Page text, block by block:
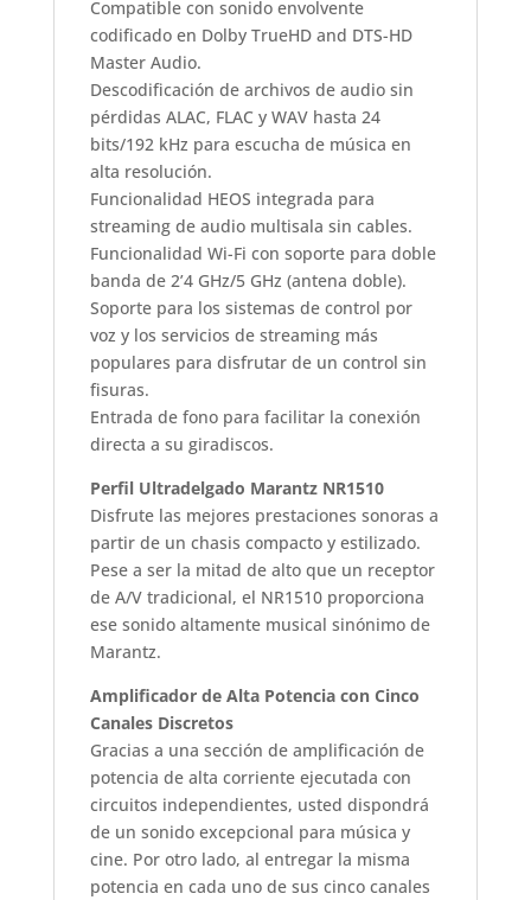
Compatible con sonido envolvente
codificado en Dolby TrueHD and DTS-HD
Master Audio.
Descodificación de archivos de audio sin
pérdidas ALAC, FLAC y WAV hasta 24
bits/192 kHz para escucha de música en
alta resolución.
Funcionalidad HEOS integrada para
streaming de audio multisala sin cables.
Funcionalidad Wi-Fi con soporte para doble
banda de 2’4 GHz/5 GHz (antena doble).
Soporte para los sistemas de control por
voz y los servicios de streaming más
populares para disfrutar de un control sin
fisuras.
Entrada de fono para facilitar la conexión
directa a su giradiscos.
Perfil Ultradelgado Marantz NR1510
Disfrute las mejores prestaciones sonoras a
partir de un chasis compacto y estilizado.
Pese a ser la mitad de alto que un receptor
de A/V tradicional, el NR1510 proporciona
ese sonido altamente musical sinónimo de
Marantz.
Amplificador de Alta Potencia con Cinco
Canales Discretos
Gracias a una sección de amplificación de
potencia de alta corriente ejecutada con
circuitos independientes, usted dispondrá
de un sonido excepcional para música y
cine. Por otro lado, al entregar la misma
potencia en cada uno de sus cinco canales